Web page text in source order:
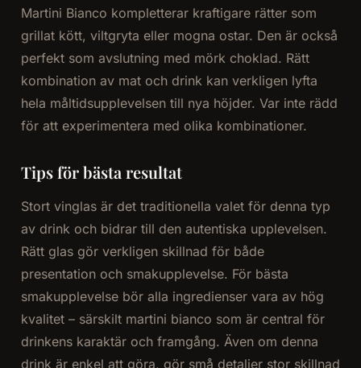
Martini Bianco kompletterar kraftigare rätter som
grillat kött, viltgryta eller mogna ostar. Den är också
perfekt som avslutning med mörk choklad. Rätt
kombination av mat och drink kan verkligen lyfta
hela måltidsupplevelsen till nya höjder. Var inte rädd
för att experimentera med olika kombinationer.
Tips för bästa resultat
Stort vinglas är det traditionella valet för denna typ
av drink och bidrar till den autentiska upplevelsen.
Rätt glas gör verkligen skillnad för både
presentation och smakupplevelse. För bästa
smakupplevelse bör alla ingredienser vara av hög
kvalitet – särskilt martini bianco som är central för
drinkens karaktär och framgång. Även om denna
drink är enkel att göra, gör små detaljer stor skillnad